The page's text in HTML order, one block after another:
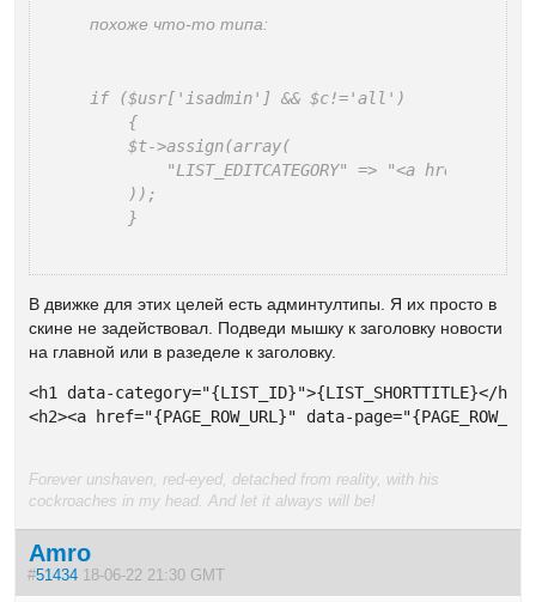
похоже что-то типа:
if ($usr['isadmin'] && $c!='all')
{
$t->assign(array(
"LIST_EDITCATEGORY" => "<a
));
}
В движке для этих целей есть админтултипы. Я их просто в
скине не задействовал. Подведи мышку к заголовку новости
на главной или в разеделе к заголовку.
<h1 data-category="{LIST_ID}">{LIST_SHORTTITLE}</h1>
<h2><a href="{PAGE_ROW_URL}" data-
Forever unshaven, red-eyed, detached from reality, with his
cockroaches in my head. And let it always will be!
Amro
#51434 18-06-22 21:30 GMT